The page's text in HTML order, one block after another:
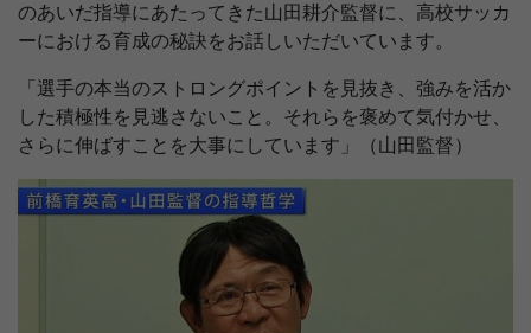
のあいだ指導にあたってきた山田耕介監督に、高校サッカ
ーにおける育成の秘訣をお話しいただいています。
「選手の本当のストロングポイントを見抜き、強みを活か
した積極性を見逃さないこと。それらを褒めて気付かせ、
さらに伸ばすことを大事にしています」（山田監督）